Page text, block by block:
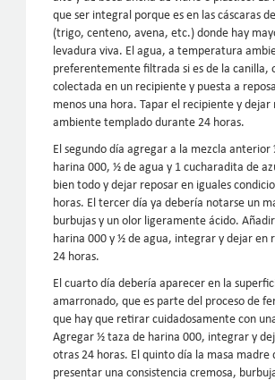
que ser integral porque es en las cáscaras
(trigo, centeno, avena, etc.) donde hay
levadura viva. El agua, a temperatura
preferentemente filtrada si es de la canilla,
colectada en un recipiente y puesta a
menos una hora. Tapar el recipiente y dejar
ambiente templado durante 24 horas.
El segundo día agregar a la mezcla
harina 000, ½ de agua y 1 cucharadita de
bien todo y dejar reposar en iguales
horas. El tercer día ya debería notarse un
burbujas y un olor ligeramente ácido.
harina 000 y ½ de agua, integrar y dejar en
24 horas.
El cuarto día debería aparecer en la
amarronado, que es parte del proceso de
que hay que retirar cuidadosamente con
Agregar ½ taza de harina 000, integrar y
otras 24 horas. El quinto día la masa madre
presentar una consistencia cremosa,